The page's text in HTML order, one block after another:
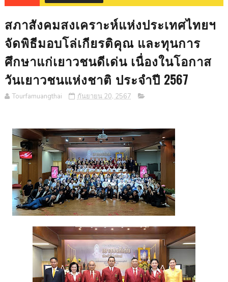
สภาสังคมสงเคราะห์แห่งประเทศไทยฯ
จัดพิธีมอบโล่เกียรติคุณ และทุนการ
ศึกษาแก่เยาวชนดีเด่น เนื่องในโอกาส
วันเยาวชนแห่งชาติ ประจำปี 2567
Tourfamuangthai กันยายน 20, 2567